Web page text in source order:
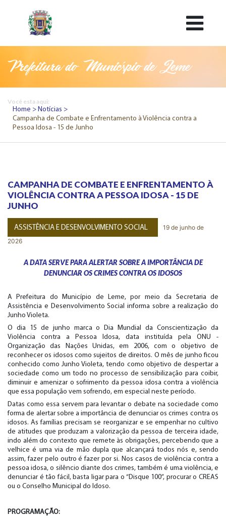
Prefeitura do Município de Leme
Você esta aqui:
Home
Notícias
Campanha de Combate e Enfrentamento à Violência contra a
Pessoa Idosa - 15 de Junho
CAMPANHA DE COMBATE E ENFRENTAMENTO À
VIOLÊNCIA CONTRA A PESSOA IDOSA - 15 DE
JUNHO
ASSISTÊNCIA E DESENVOLVIMENTO SOCIAL
19 de junho de
2026
A DATA SERVE PARA ALERTAR SOBRE A IMPORTÂNCIA DE
DENUNCIAR OS CRIMES CONTRA OS IDOSOS
A Prefeitura do Município de Leme, por meio da Secretaria de
Assistência e Desenvolvimento Social informa sobre a realização do
Junho Violeta.
O dia 15 de junho marca o Dia Mundial da Conscientização da
Violência contra a Pessoa Idosa, data instituída pela ONU -
Organização das Nações Unidas, em 2006, com o objetivo de
reconhecer os idosos como sujeitos de direitos. O mês de junho ficou
conhecido como Junho Violeta, tendo como objetivo de despertar a
sociedade como um todo no processo de sensibilização para coibir,
diminuir e amenizar o sofrimento da pessoa idosa contra a violência
que essa população vem sofrendo, em especial neste período.
Datas como essa servem para levantar o debate na sociedade como
forma de alertar sobre a importância de denunciar os crimes contra os
idosos. As famílias precisam se reorganizar e se empenhar no cultivo
de atitudes que produzam a valorização da pessoa de terceira idade,
indo além do contexto que remete às obrigações, percebendo que a
velhice é uma via de mão dupla que alcançará todos nós e, sendo
assim, fazer pelo outro é fazer por si. Nos casos de violência contra a
pessoa idosa, o silêncio diante dos crimes, também é uma violência, e
denunciar é tão fácil, basta ligar para o “Disque 100”, procurar o CREAS
ou o Conselho Municipal do Idoso.
PROGRAMAÇÃO: